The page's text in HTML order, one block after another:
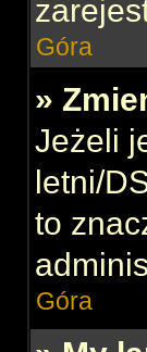
Góra
»
Jeżeli
letni/
to
Góra